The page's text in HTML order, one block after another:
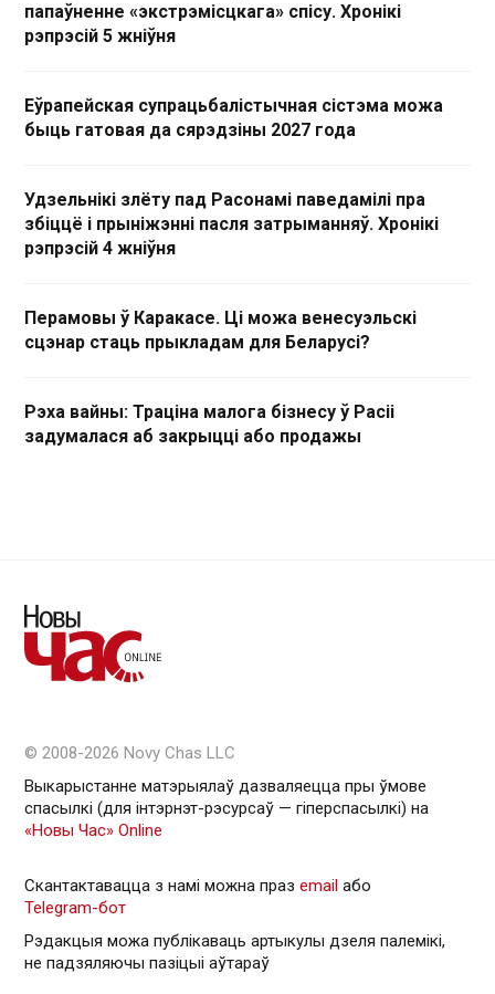
папаўненне «экстрэмісцкага» спісу. Хронікі
рэпрэсій 5 жніўня
Еўрапейская супрацьбалістычная сістэма можа
быць гатовая да сярэдзіны 2027 года
Удзельнікі злёту пад Расонамі паведамілі пра
збіццё і прыніжэнні пасля затрыманняў. Хронікі
рэпрэсій 4 жніўня
Перамовы ў Каракасе. Ці можа венесуэльскі
сцэнар стаць прыкладам для Беларусі?
Рэха вайны: Траціна малога бізнесу ў Расіі
задумалася аб закрыцці або продажы
© 2008-2026 Novy Chas LLC
Выкарыстанне матэрыялаў дазваляецца пры ўмове
спасылкі (для інтэрнэт-рэсурсаў — гiперспасылкi) на
«Новы Час» Online
Скантактавацца з намі можна праз email або
Telegram-бот
Рэдакцыя можа публікаваць артыкулы дзеля палемікі,
не падзяляючы пазіцыі аўтараў